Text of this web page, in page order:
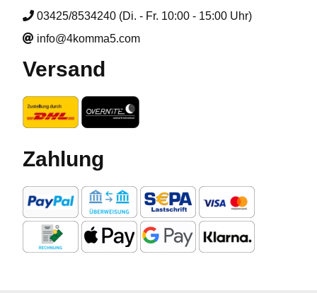
03425/8534240 (Di. - Fr. 10:00 - 15:00 Uhr)
info@4komma5.com
Versand
Zahlung